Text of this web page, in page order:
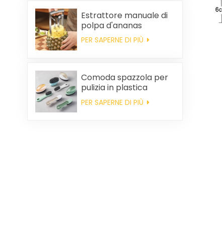
matrimonio e per la
pulizia della casa.
Estrattore manuale di
polpa d'ananas
PER SAPERNE DI PIÙ
Comoda spazzola per
pulizia in plastica
all'ingrosso
PER SAPERNE DI PIÙ